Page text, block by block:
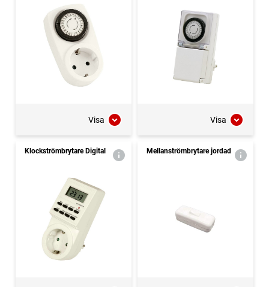
Visa Visa
Klockströmbrytare Digital Mellanströmbrytare jordad